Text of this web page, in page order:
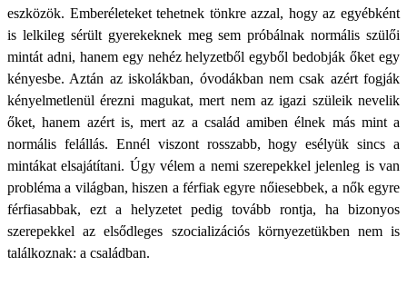
eszközök. Emberéleteket tehetnek tönkre azzal, hogy az egyébként
is lelkileg sérült gyerekeknek meg sem próbálnak normális szülői
mintát adni, hanem egy nehéz helyzetből egyből bedobják őket egy
kényesbe. Aztán az iskolákban, óvodákban nem csak azért fogják
kényelmetlenül érezni magukat, mert nem az igazi szüleik nevelik
őket, hanem azért is, mert az a család amiben élnek más mint a
normális felállás. Ennél viszont rosszabb, hogy esélyük sincs a
mintákat elsajátítani. Úgy vélem a nemi szerepekkel jelenleg is van
probléma a világban, hiszen a férfiak egyre nőiesebbek, a nők egyre
férfiasabbak, ezt a helyzetet pedig tovább rontja, ha bizonyos
szerepekkel az elsődleges szocializációs környezetükben nem is
találkoznak: a családban.